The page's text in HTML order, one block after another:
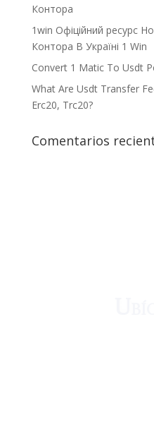
Контора
1win Офіційний ресурс
Контора В Україні 1 Win
Convert 1 Matic To Usdt
What Are Usdt Transfer
Erc20, Trc20?
Comentarios